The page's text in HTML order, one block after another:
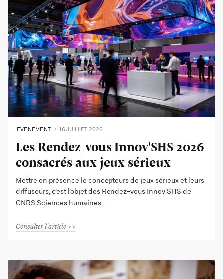
EVENEMENT 16 JUILLET 2026
Les Rendez-vous Innov'SHS 2026
consacrés aux jeux sérieux
Mettre en présence le concepteurs de jeux sérieux et leurs
diffuseurs, c’est l’objet des Rendez-vous Innov'SHS de
CNRS Sciences humaines
Consulter l'article